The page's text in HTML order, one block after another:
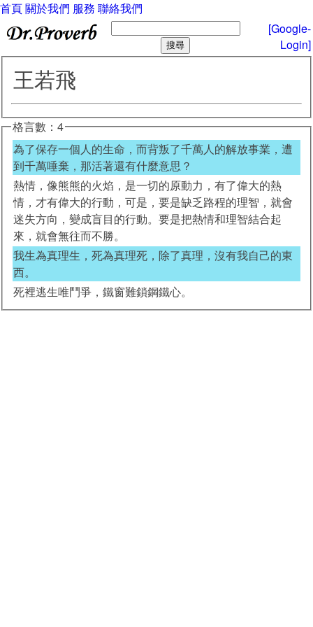
首頁關於我們 服務 聯絡我們
[Google-
Login]
王若飛
格言數：4
為了保存一個人的生命，而背叛了千萬人的解放事業，遭
到千萬唾棄，那活著還有什麼意思？
熱情，像熊熊的火焰，是一切的原動力，有了偉大的熱
情，才有偉大的行動，可是，要是缺乏路程的理智，就會
迷失方向，變成盲目的行動。要是把熱情和理智結合起
來，就會無往而不勝。
我生為真理生，死為真理死，除了真理，沒有我自己的東
西。
死裡逃生唯鬥爭，鐵窗難鎖鋼鐵心。